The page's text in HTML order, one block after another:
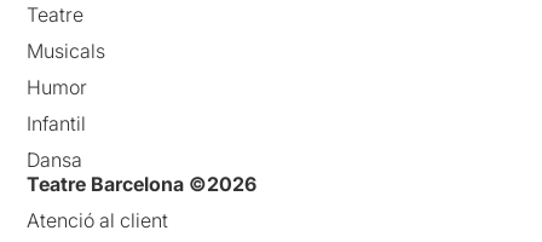
Teatre
Musicals
Humor
Infantil
Dansa
Teatre Barcelona ©2026
Atenció al client